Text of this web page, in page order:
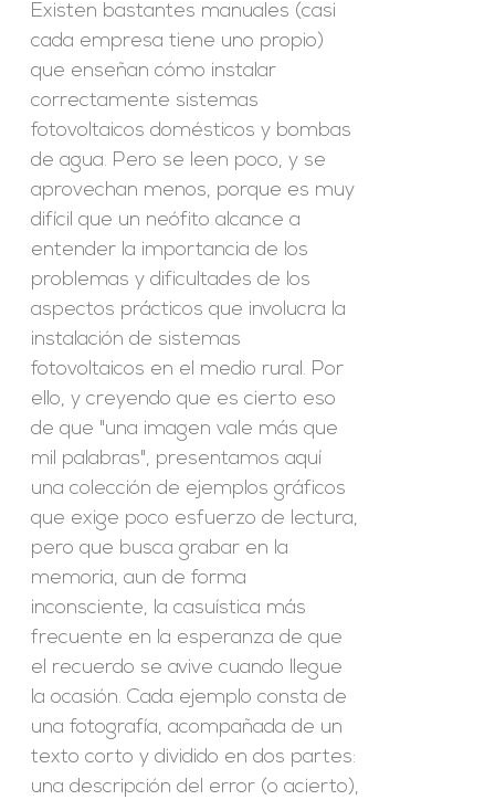
Existen bastantes manuales (casi
cada empresa tiene uno propio)
que enseñan cómo instalar
correctamente sistemas
fotovoltaicos domésticos y bombas
de agua. Pero se leen poco, y se
aprovechan menos, porque es muy
difícil que un neófito alcance a
entender la importancia de los
problemas y dificultades de los
aspectos prácticos que involucra la
instalación de sistemas
fotovoltaicos en el medio rural. Por
ello, y creyendo que es cierto eso
de que "una imagen vale más que
mil palabras", presentamos aquí
una colección de ejemplos gráficos
que exige poco esfuerzo de lectura,
pero que busca grabar en la
memoria, aun de forma
inconsciente, la casuística más
frecuente en la esperanza de que
el recuerdo se avive cuando llegue
la ocasión. Cada ejemplo consta de
una fotografía, acompañada de un
texto corto y dividido en dos partes:
una descripción del error (o acierto),